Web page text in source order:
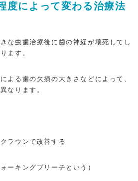
度によって変わる治療法
な虫歯治療後に歯の神経が壊死してし
ます。
よる歯の欠損の大きさなどによって、
なります。
ラウンで改善する
ーキングブリーチという）